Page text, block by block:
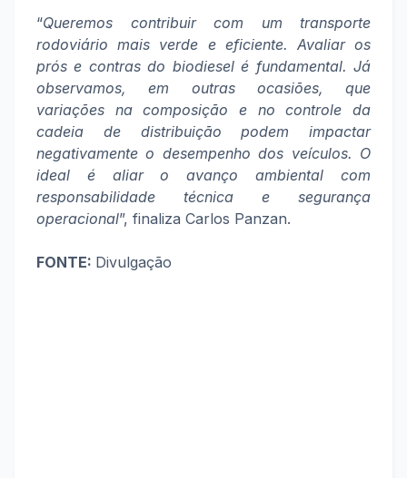
“Queremos contribuir com um transporte
rodoviário mais verde e eficiente. Avaliar os
prós e contras do biodiesel é fundamental. Já
observamos, em outras ocasiões, que
variações na composição e no controle da
cadeia de distribuição podem impactar
negativamente o desempenho dos veículos. O
ideal é aliar o avanço ambiental com
responsabilidade técnica e segurança
operacional”, finaliza Carlos Panzan.
FONTE: Divulgação